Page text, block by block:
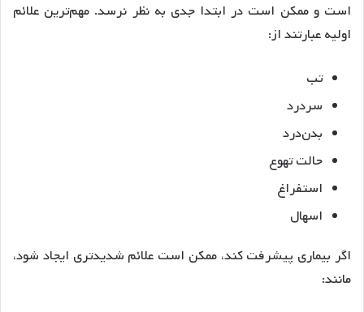
است و ممکن است در ابتدا جدی به نظر نرسد. مهم‌ترین علائم
اولیه عبارتند از:
تب
سردرد
بدن‌درد
حالت تهوع
استفراغ
اسهال
اگر بیماری پیشرفت کند، ممکن است علائم شدیدتری ایجاد شود،
مانند: